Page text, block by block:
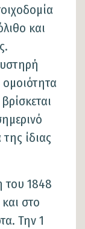
και
ίδιας
του 1848
στο
Την 1